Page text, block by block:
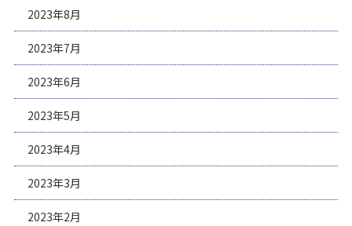
2023年8月
2023年7月
2023年6月
2023年5月
2023年4月
2023年3月
2023年2月